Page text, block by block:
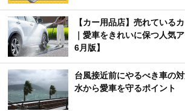
【カー用品店】売れている
｜愛車をきれいに保つ人気
6月版】
台風接近前にやるべき車の
水から愛車を守るポイント